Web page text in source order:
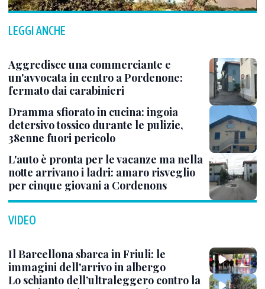
LEGGI ANCHE
Aggredisce una commerciante e
un'avvocata in centro a Pordenone:
fermato dai carabinieri
Dramma sfiorato in cucina: ingoia
detersivo tossico durante le pulizie,
38enne fuori pericolo
L'auto è pronta per le vacanze ma nella
notte arrivano i ladri: amaro risveglio
per cinque giovani a Cordenons
VIDEO
Il Barcellona sbarca in Friuli: le
immagini dell'arrivo in albergo
Lo schianto dell’ultraleggero contro la